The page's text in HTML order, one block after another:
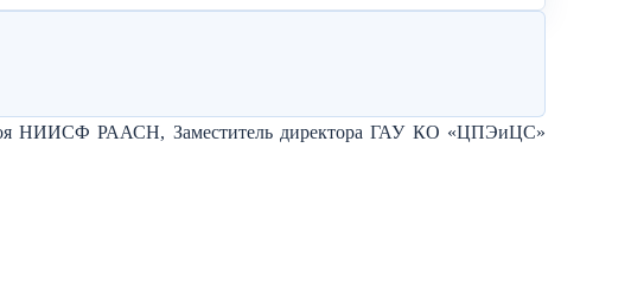
НИИСФ РААСН, Заместитель директора ГАУ КО «ЦПЭиЦС»